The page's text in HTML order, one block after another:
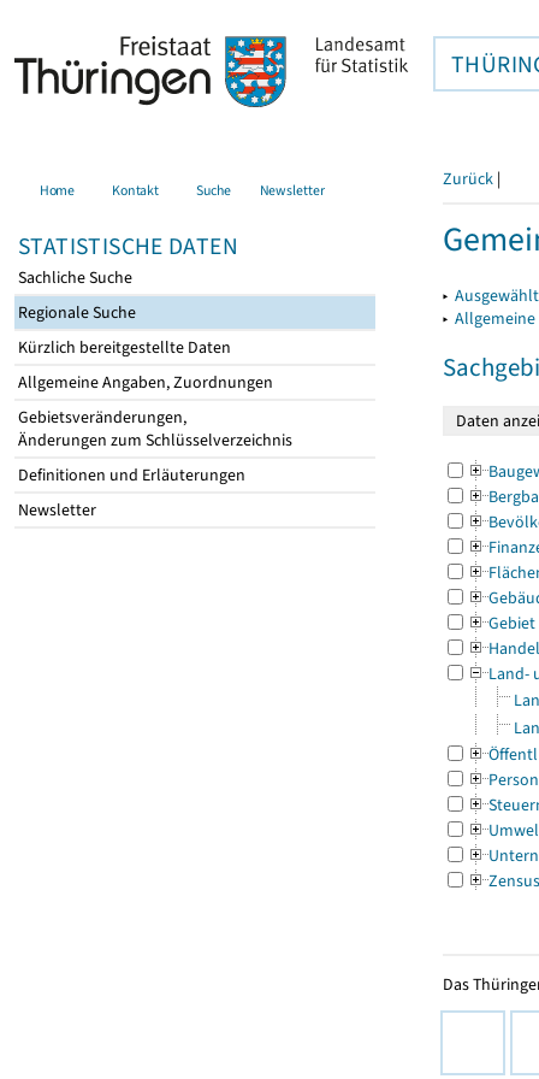
Home Kontakt Suche Newsletter
STATISTISCHE DATEN
Sachliche Suche
Regionale Suche
Kürzlich bereitgestellte Daten
Allgemeine Angaben, Zuordnungen
Gebietsveränderungen,
Änderungen zum Schlüsselverzeichnis
Definitionen und Erläuterungen
Newsletter
Zurück |
▸
▸
Gebiet
Land-
Zensus
Das